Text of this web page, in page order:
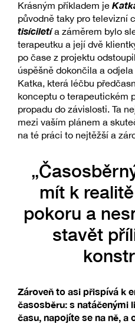
Krásným příkladem je
původně taky pro televizní
tisíciletía záměrem bylo
terapeutku a její dvě
po čase z projektu
úspěšně dokončila a
Katka, která léčbu
konceptu o terapeutickém
propadu do závislosti. Ta
mezi vaším plánem a
na té práci to nejtěžší a
mít k
pokoru a
stavět
Zároveň to asi přispívá k
časosběru: s natáčenými
času, napojíte se na ně, a